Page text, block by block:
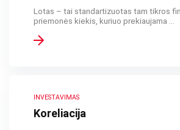
Lotas – tai standartizuotas tam tikros
priemonės kiekis, kuriuo prekiaujama ...
INVESTAVIMAS
Koreliacija